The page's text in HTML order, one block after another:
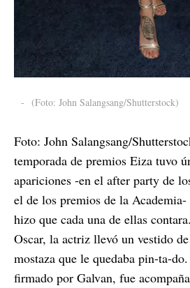
- (Foto: John Salangsang/Shutterstock)
Foto: John Salangsang/
temporada de premios Eiza tuvo
apariciones -en el after party de
el de los premios de la
hizo que cada una de ellas
Oscar, la actriz llevó un vestido
mostaza que le quedaba pin-ta-
firmado por Galvan, fue